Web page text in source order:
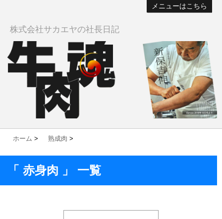
メニューはこちら
株式会社サカエヤの社長日記
ホーム > 熟成肉 >
「 赤身肉 」 一覧